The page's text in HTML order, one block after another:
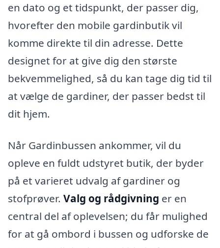
en dato og et tidspunkt, der passer dig,
hvorefter den mobile gardinbutik vil
komme direkte til din adresse. Dette
designet for at give dig den største
bekvemmelighed, så du kan tage dig tid til
at vælge de gardiner, der passer bedst til
dit hjem.
Når Gardinbussen ankommer, vil du
opleve en fuldt udstyret butik, der byder
på et varieret udvalg af gardiner og
stofprøver. Valg og rådgivning er en
central del af oplevelsen; du får mulighed
for at gå ombord i bussen og udforske de